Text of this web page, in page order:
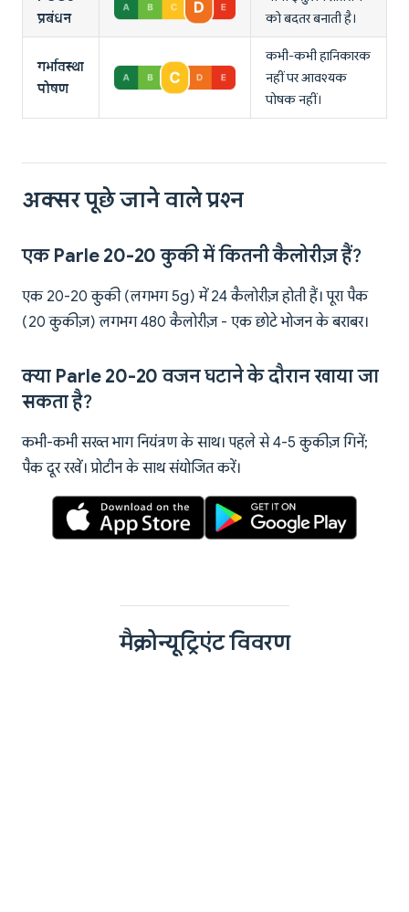
प्रबंधन
को बदतर बनाती है।
गर्भावस्था
पोषण
कभी-कभी हानिकारक
नहीं पर आवश्यक
पोषक नहीं।
अक्सर पूछे जाने वाले प्रश्न
एक Parle 20-20 कुकी में कितनी कैलोरीज़ हैं?
एक 20-20 कुकी (लगभग 5g) में 24 कैलोरीज़ होती हैं। पूरा पैक
(20 कुकीज़) लगभग 480 कैलोरीज़ - एक छोटे भोजन के बराबर।
क्या Parle 20-20 वजन घटाने के दौरान खाया जा
सकता है?
कभी-कभी सख्त भाग नियंत्रण के साथ। पहले से 4-5 कुकीज़ गिनें;
पैक दूर रखें। प्रोटीन के साथ संयोजित करें।
मैक्रोन्यूट्रिएंट विवरण